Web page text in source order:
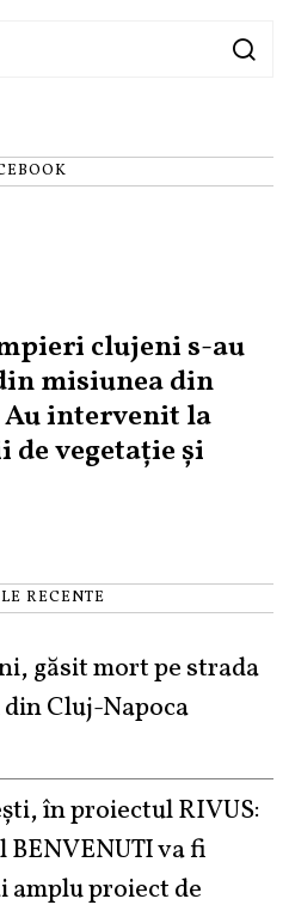
clujeni s-au
misiunea din
Au intervenit la
de vegetație și
RECENTE
găsit mort pe strada
Cluj-Napoca
în proiectul RIVUS:
va fi
amplu proiect de